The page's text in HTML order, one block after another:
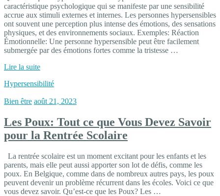
caractéristique psychologique qui se manifeste par une sensibilité
accrue aux stimuli externes et internes. Les personnes hypersensibles
ont souvent une perception plus intense des émotions, des sensations
physiques, et des environnements sociaux. Exemples: Réaction
Émotionnelle: Une personne hypersensible peut être facilement
submergée par des émotions fortes comme la tristesse …
Lire la suite
Hypersensibilité
Bien être août 21, 2023
Les Poux: Tout ce que Vous Devez Savoir
pour la Rentrée Scolaire
La rentrée scolaire est un moment excitant pour les enfants et les
parents, mais elle peut aussi apporter son lot de défis, comme les
poux. En Belgique, comme dans de nombreux autres pays, les poux
peuvent devenir un problème récurrent dans les écoles. Voici ce que
vous devez savoir. Qu’est-ce que les Poux? Les …